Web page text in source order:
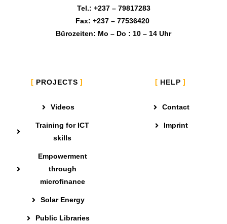
Tel.: +237 – 79817283
Fax: +237 – 77536420
Bürozeiten: Mo – Do : 10 – 14 Uhr
PROJECTS
Videos
Training for ICT
skills
Empowerment
through
microfinance
Solar Energy
Public Libraries
HELP
Contact
Imprint